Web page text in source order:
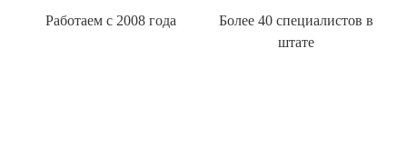
Работаем с 2008 года
Более 40 специалистов в
штате